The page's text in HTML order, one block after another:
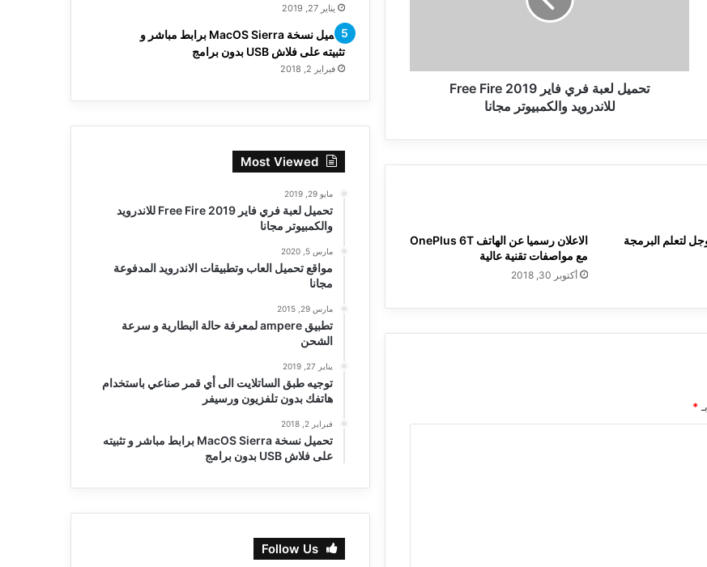
والكمبيوتر
تحميل لعبة فري فاير Free Fire 2019
للاندرويد والكمبيوتر مجانا
لتعلم البرمجة
الاعلان رسميا عن الهاتف OnePlus 6T
مع مواصفات تقنية عالية
أكتوبر 30, 2018
*
يناير 27, 2019
تحميل نسخة MacOS Sierra برابط مباشر و
تثبيته على فلاش USB بدون برامج
فبراير 2, 2018
Most Viewed
مايو 29, 2019
تحميل لعبة فري فاير Free Fire 2019 للاندرويد
والكمبيوتر مجانا
مارس 5, 2020
مواقع تحميل العاب وتطبيقات الاندرويد المدفوعة
مجانا
مارس 29, 2015
تطبيق ampere لمعرفة حالة البطارية و سرعة
الشحن
يناير 27, 2019
توجيه طبق الساتلايت الى أي قمر صناعي باستخدام
هاتفك بدون تلفزيون ورسيفر
فبراير 2, 2018
تحميل نسخة MacOS Sierra برابط مباشر و تثبيته
على فلاش USB بدون برامج
Follow Us